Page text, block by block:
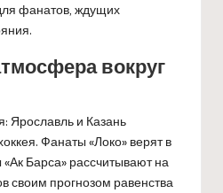
фанатов, ждущих
вокруг
Ярославль и Казань
Фанаты «Локо» верят в
«Ак Барса» рассчитывают на
своим прогнозом равенства